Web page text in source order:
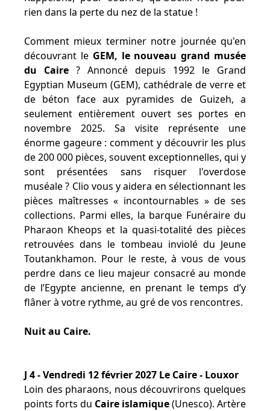
rien dans la perte du nez de la statue !
Comment mieux terminer notre journée qu'en
découvrant le GEM, le nouveau grand musée
du Caire ? Annoncé depuis 1992 le Grand
Egyptian Museum (GEM), cathédrale de verre et
de béton face aux pyramides de Guizeh, a
seulement entièrement ouvert ses portes en
novembre 2025. Sa visite représente une
énorme gageure : comment y découvrir les plus
de 200 000 pièces, souvent exceptionnelles, qui y
sont présentées sans risquer l'overdose
muséale ? Clio vous y aidera en sélectionnant les
pièces maîtresses « incontournables » de ses
collections. Parmi elles, la barque Funéraire du
Pharaon Kheops et la quasi-totalité des pièces
retrouvées dans le tombeau inviolé du Jeune
Toutankhamon. Pour le reste, à vous de vous
perdre dans ce lieu majeur consacré au monde
de l’Egypte ancienne, en prenant le temps d’y
flâner à votre rythme, au gré de vos rencontres.
Nuit au Caire.
J 4 - Vendredi 12 février 2027 Le Caire - Louxor
Loin des pharaons, nous découvrirons quelques
points forts du Caire islamique(Unesco). Artère